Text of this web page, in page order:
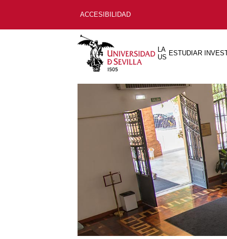
ACCESIBILIDAD
LA
US
ESTUDIAR